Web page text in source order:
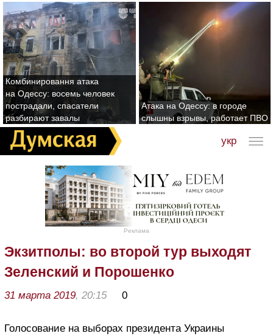
Комбинировання атака
на Одессу: восемь человек
пострадали, спасатели
разбирают завалы
Атака на Одессу: в городе
слышны взрывы, работает ПВО
укр
Реклама
Экзитполы: во второй тур выходят
Зеленский и Порошенко
31 марта 2019, 20:15 0
Голосование на выборах президента Украины